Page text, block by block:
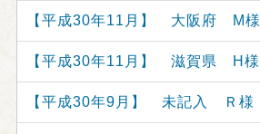
【平成30年11月】 大阪府 M様
【平成30年11月】 滋賀県 H様
【平成30年9月】 未記入 Ｒ様